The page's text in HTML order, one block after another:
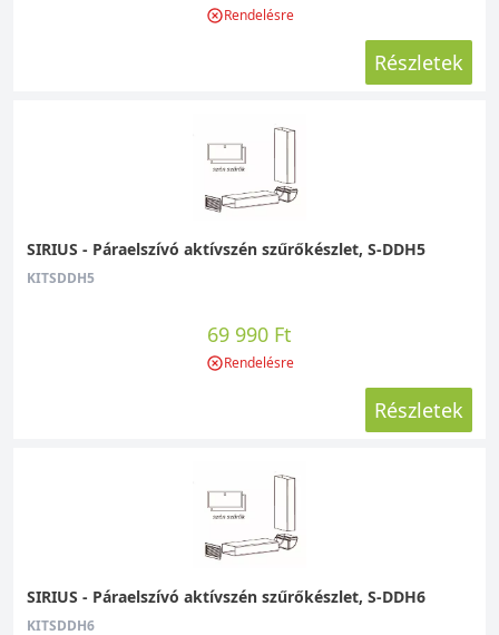
Rendelésre
Részletek
SIRIUS - Páraelszívó aktívszén szűrőkészlet, S-DDH5
KITSDDH5
69 990 Ft
Rendelésre
Részletek
SIRIUS - Páraelszívó aktívszén szűrőkészlet, S-DDH6
KITSDDH6